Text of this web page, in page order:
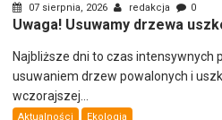
07 sierpnia, 2026 redakcja 0
Uwaga! Usuwamy drzewa
Najbliższe dni to czas intensywnych
usuwaniem drzew powalonych i
wczorajszej...
Aktualności Ekologia